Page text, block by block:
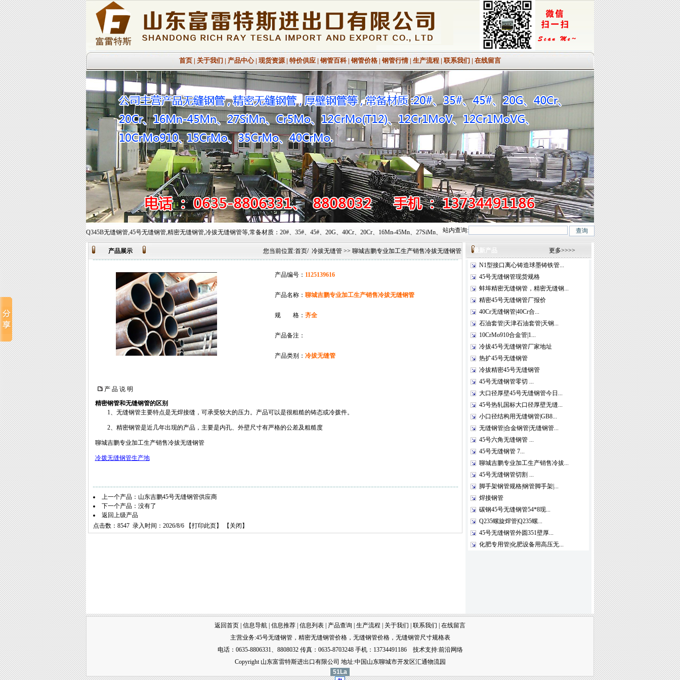
首页 | 关于我们 | 产品中心| 现货资源 | 特价供应 | 钢管百科| 钢管价格 | 钢管行情 | 生产流程 | 联系我们 | 在线留言
欢迎您的到来!主营业务有:Q345B无缝钢管,45号无缝钢管,精密无缝钢管,冷拔无缝钢管等,常备材质：20#、35#、45#、20G、40Cr、20Cr、16Mn-45Mn、27SiMn、Cr5Mo、12CrMo(T12)、12Cr1MoV、12Cr1MoVG、10CrMo910、 15CrMo、35CrMo、
站内查询:
产品展示 您当前位置:首页/ 冷拔无缝管 >> 聊城吉鹏专业加工生产销售冷拔无缝钢管
产品编号： 1125139616
产品名称： 聊城吉鹏专业加工生产销售冷拔无缝钢管
规 格：齐全
产品备注：
产品类别： 冷拔无缝管
产 品 说 明
精密钢管和无缝钢管的区别
1、无缝钢管主要特点是无焊接缝，可承受较大的压力。产品可以是很粗糙的铸态或冷拨件。
2、精密钢管是近几年出现的产品，主要是内孔、外壁尺寸有严格的公差及粗糙度
聊城吉鹏专业加工生产销售冷拔无缝钢管
冷拨无缝钢管生产地
上一个产品： 山东吉鹏45号无缝钢管供应商
下一个产品：没有了
返回上级产品
点击数：8547 录入时间：2026/8/6 【打印此页】 【 关闭 】
最新产品 更多>>>>
N1型接口离心铸造球墨铸铁管...
45号无缝钢管现货规格
蚌埠精密无缝钢管，精密无缝钢...
精密45号无缝钢管厂报价
40Cr无缝钢管|40Cr合...
石油套管|天津石油套管|天钢...
10CrMo910合金管|1...
冷拔45号无缝钢管厂家地址
热扩45号无缝钢管
冷拔精密45号无缝钢管
45号无缝钢管零切 ...
大口径厚壁45号无缝钢管今日...
45号热轧国标大口径厚壁无缝...
小口径结构用无缝钢管|GB8...
无缝钢管|合金钢管|无缝钢管...
45号六角无缝钢管 ...
45号无缝钢管 7...
聊城吉鹏专业加工生产销售冷拔...
45号无缝钢管切割 ...
脚手架钢管规格|钢管脚手架|...
焊接钢管
碳钢45号无缝钢管54*8现...
Q235螺旋焊管|Q235螺...
45号无缝钢管外圆351壁厚...
化肥专用管|化肥设备用高压无...
返回首页 信息导航 信息推荐 信息列表 产品查询 生产流程 关于我们 联系我们
在线留言
主营业务:45号无缝钢管， 精密无缝钢管价格， 无缝钢管价格， 无缝钢管尺寸规格表
电话：0635-8806331、8808032 传真：0635-8703248 手机：13734491186 技术支持:前沿网络
Copyright 山东富雷特斯进出口有限公司 地址:中国山东聊城市开发区汇通物流园
51La